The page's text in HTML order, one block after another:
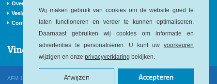
Wij maken gebruik van cookies om de website goed te
laten functioneren en verder te kunnen optimaliseren.
Daarnaast gebruiken wij cookies om informatie en
advertenties te personaliseren. U kunt uw voorkeuren
wijzigen en onze privacyverklaring bekijken.
Afwijzen Accepteren
Over ons
Veelgestelde vragen
Begrippen
Sitemap
Contact
Vind ons op:
AFM 12040146 KvK 52478564 KiFiD 300.014545